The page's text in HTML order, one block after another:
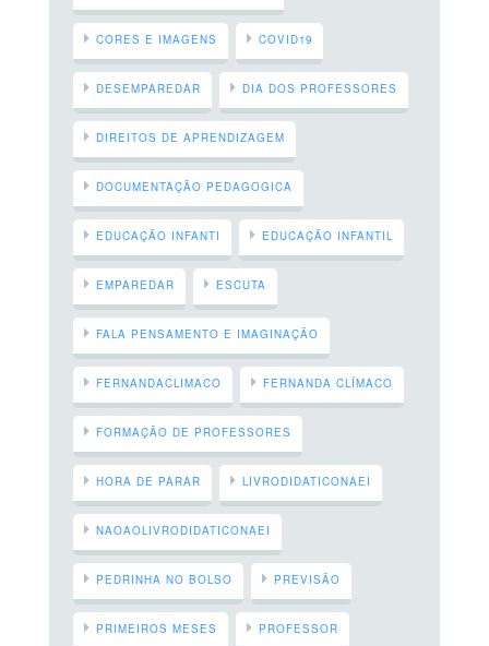
CORES E IMAGENS COVID19
DESEMPAREDAR DIA DOS PROFESSORES
DIREITOS DE APRENDIZAGEM
DOCUMENTAÇÃO PEDAGOGICA
EDUCAÇÃO INFANTI EDUCAÇÃO INFANTIL
EMPAREDAR ESCUTA
FALA PENSAMENTO E IMAGINAÇÃO
FERNANDACLIMACO FERNANDA CLÍMACO
FORMAÇÃO DE PROFESSORES
HORA DE PARAR LIVRODIDATICONAEI
NAOAOLIVRODIDATICONAEI
PEDRINHA NO BOLSO PREVISÃO
PRIMEIROS MESES PROFESSOR